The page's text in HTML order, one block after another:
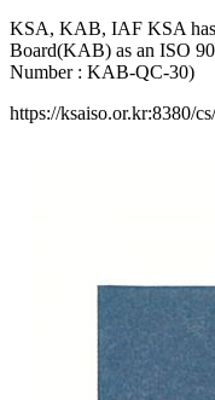
KSA, KAB, IAF KSA has
Board(KAB) as an ISO
Number : KAB-QC-30)
https://ksaiso.or.kr:8380/